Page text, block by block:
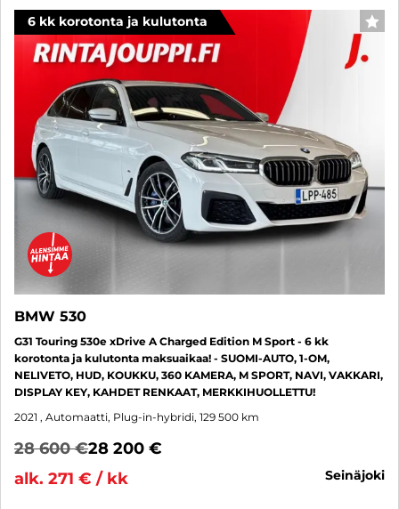
6 kk korotonta ja kulutonta
BMW 530
G31 Touring 530e xDrive A Charged Edition M Sport - 6 kk
korotonta ja kulutonta maksuaikaa! - SUOMI-AUTO, 1-OM,
NELIVETO, HUD, KOUKKU, 360 KAMERA, M SPORT, NAVI, VAKKARI,
DISPLAY KEY, KAHDET RENKAAT, MERKKIHUOLLETTU!
2021 , Automaatti, Plug-in-hybridi, 129 500 km
28 600 €28 200 €
alk. 271 € / kk
seinäjoki